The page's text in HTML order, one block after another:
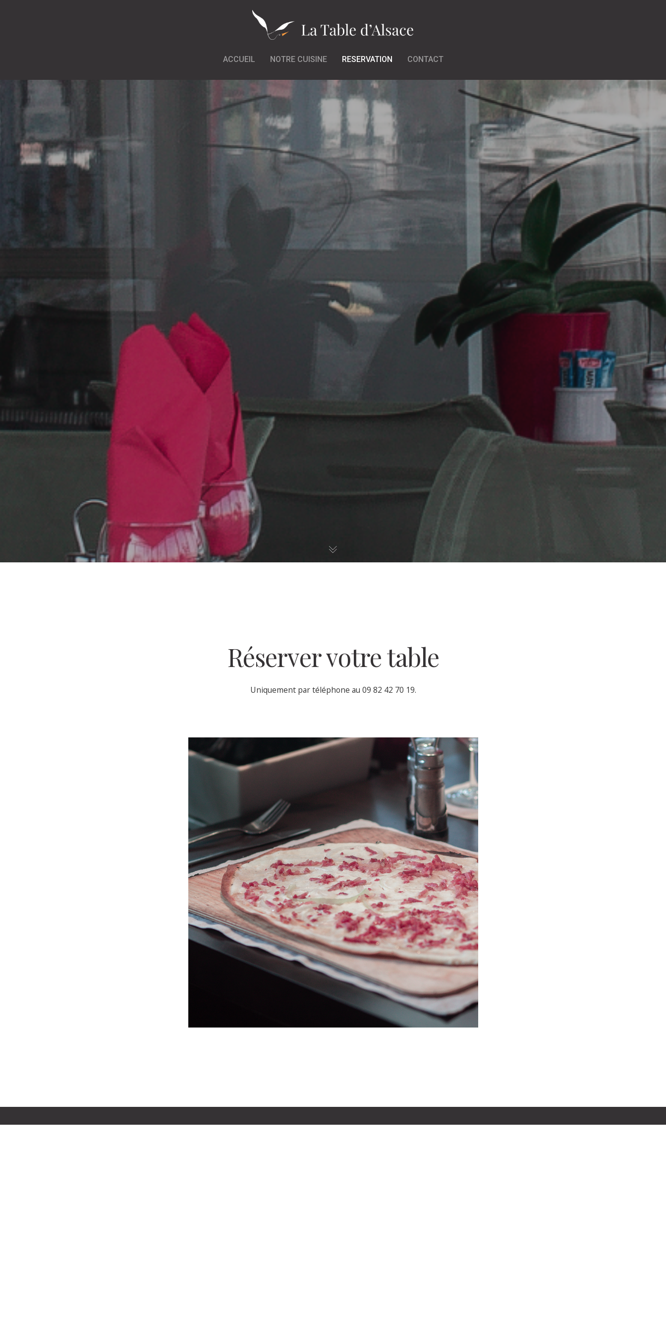
ACCUEIL NOTRE CUISINE RESERVATION CONTACT
Réserver votre table
Uniquement par téléphone au 09 82 42 70 19.